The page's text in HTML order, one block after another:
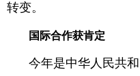
转变。
国际合作获肯定
今年是中华人民共